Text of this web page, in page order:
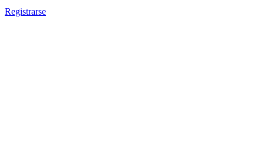
Registrarse